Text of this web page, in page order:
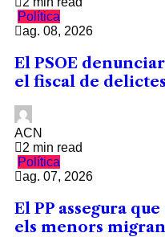
Política
ag. 08, 2026
El PSOE
el fiscal de
ACN
2 min read
Política
ag. 07, 2026
El PP assegura
els menors